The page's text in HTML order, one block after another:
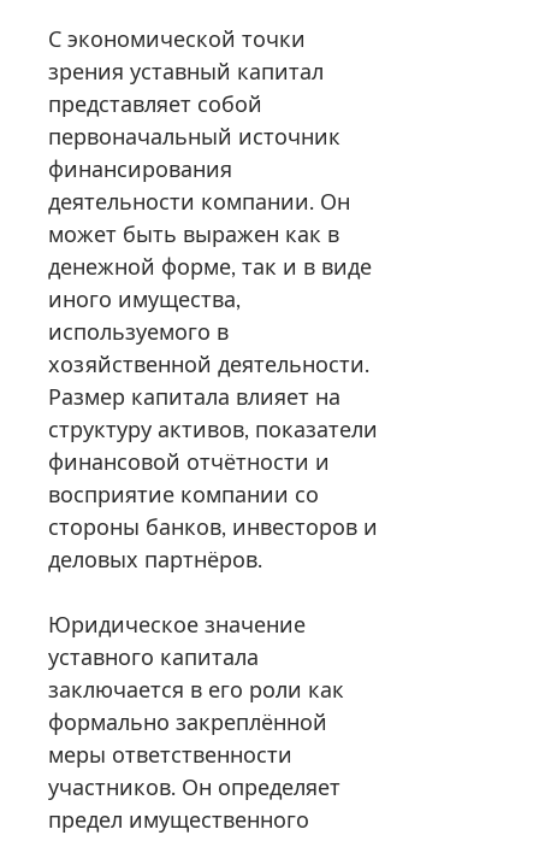
С экономической точки
зрения уставный капитал
представляет собой
первоначальный источник
финансирования
деятельности компании. Он
может быть выражен как в
денежной форме, так и в виде
иного имущества,
используемого в
хозяйственной деятельности.
Размер капитала влияет на
структуру активов, показатели
финансовой отчётности и
восприятие компании со
стороны банков, инвесторов и
деловых партнёров.
Юридическое значение
уставного капитала
заключается в его роли как
формально закреплённой
меры ответственности
участников. Он определяет
предел имущественного